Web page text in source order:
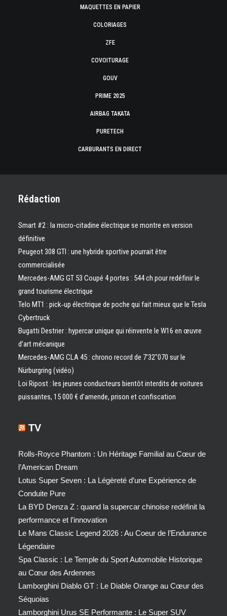
MAQUETTES EN PAPIER
COLORIAGES
ZFE
COVOITURAGE
GOUV
PRIME 2025
AIRBAG TAKATA
PURETECH
CARBURANTS EN DIRECT
Rédaction
Smart #2 : la micro-citadine électrique se montre en version
définitive
Peugeot 308 GTI : une hybride sportive pourrait être
commercialisée
Mercedes-AMG GT 53 Coupé 4 portes : 544 ch pour redéfinir le
grand tourisme électrique
Telo MT1 : pick‑up électrique de poche qui fait mieux que le Tesla
Cybertruck
Bugatti Destrier : hypercar unique qui réinvente le W16 en œuvre
d’art mécanique
Mercedes-AMG CLA 45 : chrono record de 7’32″070 sur le
Nürburgring (vidéo)
Loi Ripost : les jeunes conducteurs bientôt interdits de voitures
puissantes, 15 000 € d’amende, prison et confiscation
TV
Rolls-Royce Phantom : Un Héritage Familial au Cœur de
l’American Dream
Lotus Super Seven : La Légèreté d’une Expérience de
Conduite Pure
La BYD Denza Z : quand la supercar chinoise redéfinit la
performance et l’innovation
Le Mans Classic Legend 2026 : Au Coeur de l’Endurance
Légendaire
Spa Classic : Le Temple du Sport Automobile Historique
au Cœur des Ardennes
Lamborghini Diablo GT : Le Diable Orange au Cœur des
Séquoias
Lamborghini Urus SE Performante : Le Super SUV